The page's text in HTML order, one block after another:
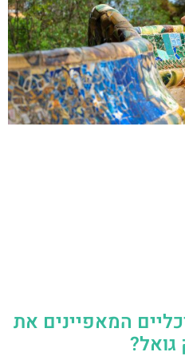
המאפיינים את